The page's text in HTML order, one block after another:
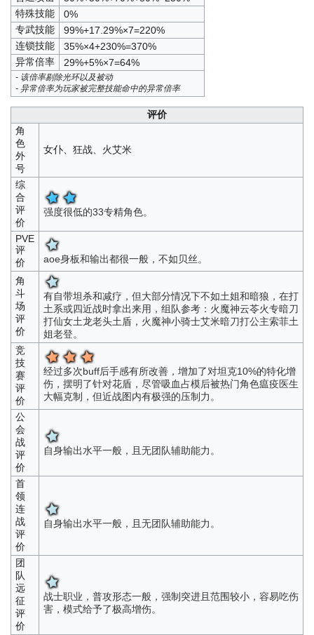
特殊技能
0%
专武技能
99%+17.29%×7=220%
连锁技能
35%×4+230%=370%
异常倍率
29%+5%×7=64%
- 该倍率剔除光环以及被动
- 异常倍率为玩家被完整技能命中的异常倍率
评价
角
色
外
号
女仆、狂战、火艾米
综
合
评
价
强度很低的33专精角色。
PVE
评
价
aoe身板和输出都很一般，不如贝丝。
角
斗
场
评
价
有自带坦杀和减疗，但大部分情况下不如土姐和暗狼，在打
土系或四近战时拿出来用，组队参考：火魔神云苓火专暗刀
打仙女土龙老头土盾，火魔神小骑士艾米暗刀打公主索菲土
姐老登。
竞
技
赛
评
价
经过多次buff后手感有所改善，增加了对坦克10%的特化增
伤，摆明了针对花盾，尽管吸血占模后被热门角色瘟疫医生
大幅克制，但近战图内有极强的压制力。
公
会
战
评
价
自身输出水平一般，且无团队辅助能力。
首
领
连
战
评
价
自身输出水平一般，且无团队辅助能力。
团
队
远
征
评
价
战士职业，普攻形态一般，强制突进且范围较小，容易吃伤
害，模式给予了极高增伤。